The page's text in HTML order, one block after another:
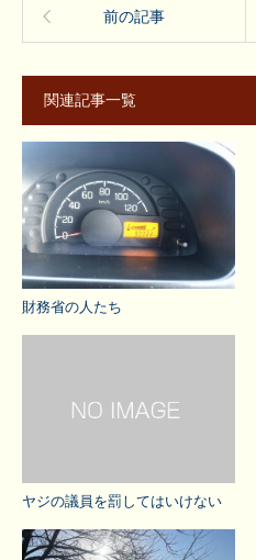
前の記事
関連記事一覧
財務省の人たち
ヤジの議員を罰してはいけない